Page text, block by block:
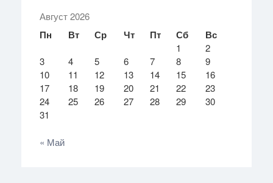
Август 2026
Пн Вт Ср Чт Пт Сб Вс
1
2
3
4 5 6 7 8
9
10
11 12 13 14 15
16
17
18 19 20 21 22
23
24
25 26 27 28 29
30
31
« Май